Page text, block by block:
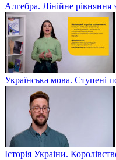
Алгебра. Лінійне рівняння
Українська мова. Ступені
Історія Украіни.